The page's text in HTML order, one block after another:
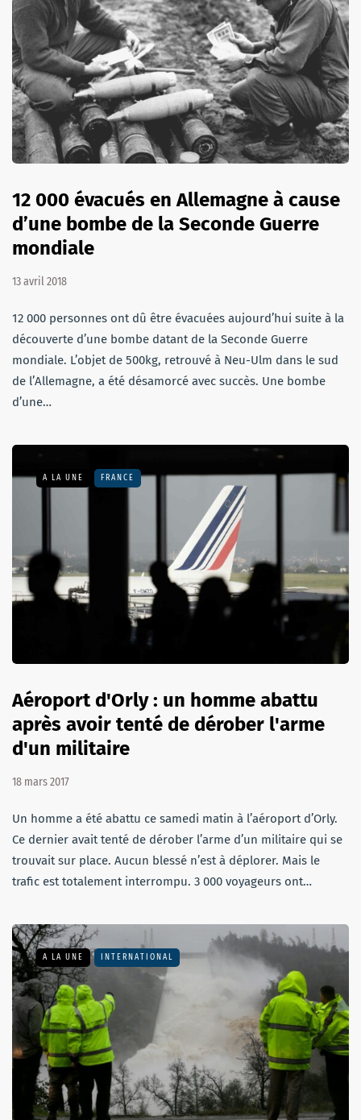
12 000 évacués en Allemagne à cause
d’une bombe de la Seconde Guerre
mondiale
13 avril 2018
12 000 personnes ont dû être évacuées aujourd’hui suite à la
découverte d’une bombe datant de la Seconde Guerre
mondiale. L’objet de 500kg, retrouvé à Neu-Ulm dans le sud
de l’Allemagne, a été désamorcé avec succès. Une bombe
d’une…
A LA UNE FRANCE
Aéroport d'Orly : un homme abattu
après avoir tenté de dérober l'arme
d'un militaire
18 mars 2017
Un homme a été abattu ce samedi matin à l’aéroport d’Orly.
Ce dernier avait tenté de dérober l’arme d’un militaire qui se
trouvait sur place. Aucun blessé n’est à déplorer. Mais le
trafic est totalement interrompu. 3 000 voyageurs ont…
A LA UNE INTERNATIONAL